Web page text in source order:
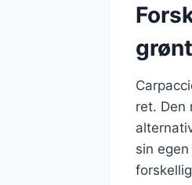
ret. Den
sin